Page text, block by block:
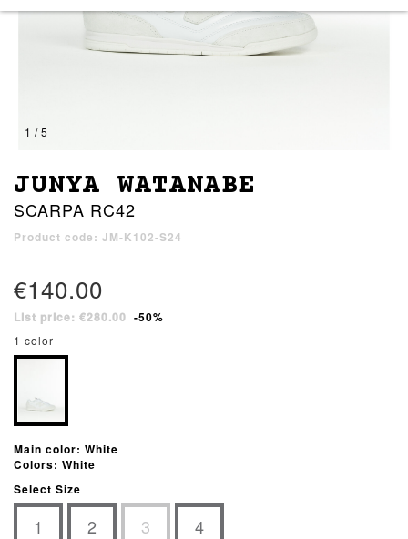
1 / 5
JUNYA WATANABE
SCARPA RC42
Product code: JM-K102-S24
€140.00
List price: €280.00 -50%
1 color
Main color: White
Colors: White
Select Size
1 2 3 4